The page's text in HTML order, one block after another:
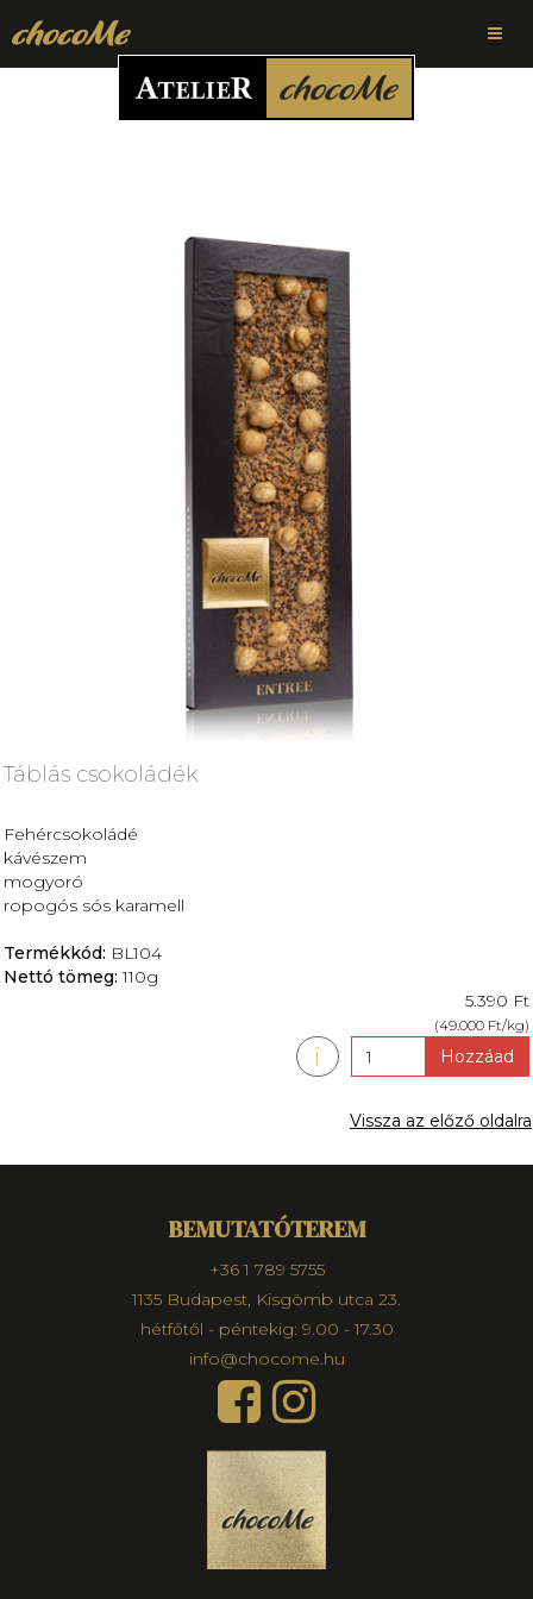
Táblás csokoládék
Fehércsokoládé
kávészem
mogyoró
ropogós sós karamell
Termékkód: BL104
Nettó tömeg:110g
5.390 Ft
(49.000 Ft/kg)
Hozzáad
i
Vissza az előző oldalra
BEMUTATÓTEREM
+36 1 789 5755
1135 Budapest, Kisgömb utca 23.
hétfőtől - péntekig: 9.00 - 17.30
info@chocome.hu